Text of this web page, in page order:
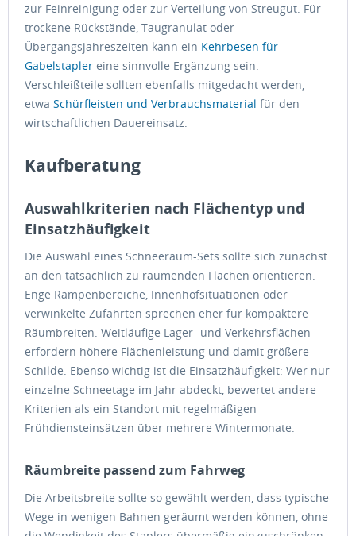
zur Feinreinigung oder zur Verteilung von Streugut. Für
trockene Rückstände, Taugranulat oder
Übergangsjahreszeiten kann ein Kehrbesen für
Gabelstapler eine sinnvolle Ergänzung sein.
Verschleißteile sollten ebenfalls mitgedacht werden,
etwa Schürfleisten und Verbrauchsmaterial für den
wirtschaftlichen Dauereinsatz.
Kaufberatung
Auswahlkriterien nach Flächentyp und
Einsatzhäufigkeit
Die Auswahl eines Schneeräum-Sets sollte sich zunächst
an den tatsächlich zu räumenden Flächen orientieren.
Enge Rampenbereiche, Innenhofsituationen oder
verwinkelte Zufahrten sprechen eher für kompaktere
Räumbreiten. Weitläufige Lager- und Verkehrsflächen
erfordern höhere Flächenleistung und damit größere
Schilde. Ebenso wichtig ist die Einsatzhäufigkeit: Wer nur
einzelne Schneetage im Jahr abdeckt, bewertet andere
Kriterien als ein Standort mit regelmäßigen
Frühdiensteinsätzen über mehrere Wintermonate.
Räumbreite passend zum Fahrweg
Die Arbeitsbreite sollte so gewählt werden, dass typische
Wege in wenigen Bahnen geräumt werden können, ohne